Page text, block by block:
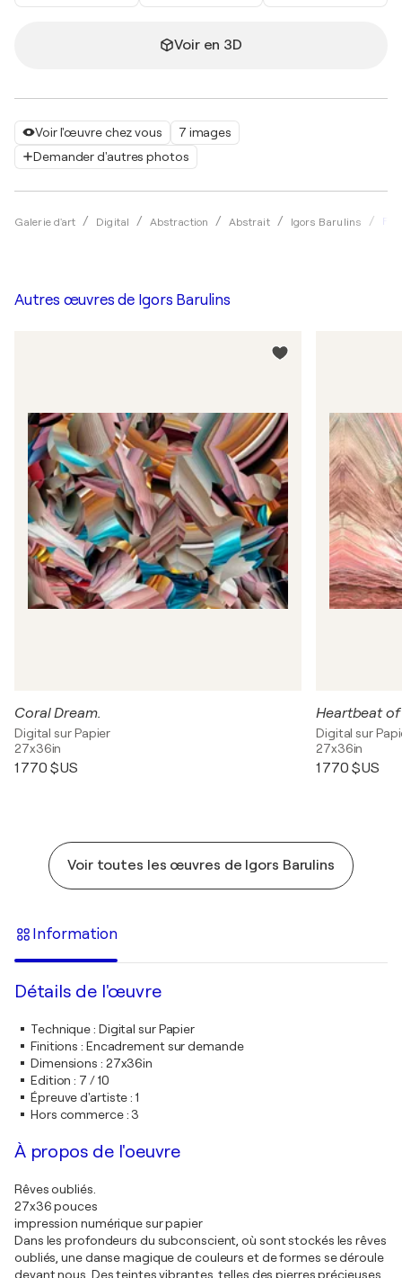
Voir l'œuvre chez vous
7 images
Demander d'autres photos
Galerie d'art Digital Abstraction Abstrait Igors Barulins
Voir en 3D
Autres œuvres de Igors Barulins
Coral Dream.
Digital sur Papier
27x36in
1 770 $US
Heartbeat of
Digital sur
27x36in
1 770 $US
Voir toutes les œuvres de Igors Barulins
Information
Détails de l'œuvre
Technique: Digital sur Papier
Finitions : Encadrement sur demande
Dimensions : 27x36in
Edition : 7 / 10
Épreuve d'artiste:1
Hors commerce: 3
À propos de l'oeuvre
Rêves oubliés.
27x36 pouces
impression numérique sur papier
Dans les profondeurs du subconscient, où sont stockés les rêves
oubliés, une danse magique de couleurs et de formes se déroule
devant nous. Des teintes vibrantes, telles des pierres précieuses,